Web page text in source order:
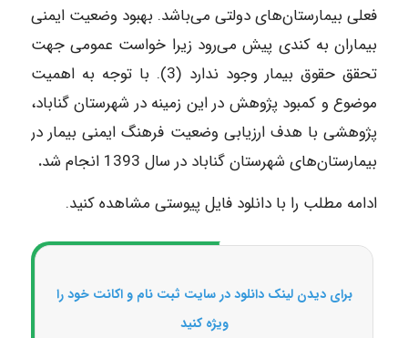
فعلی بیمارستان‌های دولتی می‌باشد. بهبود وضعیت ایمنی
بیماران به کندی پیش می‌رود زیرا خواست عمومی جهت
تحقق حقوق بیمار وجود ندارد (3). با توجه به اهمیت
موضوع و کمبود پژوهش در این زمینه در شهرستان گناباد،
پژوهشی با هدف ارزیابی وضعیت فرهنگ ایمنی بیمار در
بیمارستان‌های شهرستان گناباد در سال 1393 انجام شد
.
ادامه مطلب را با دانلود فایل پیوستی مشاهده کنید.
برای دیدن لینک دانلود در سایت ثبت نام و اکانت خود را
ویژه کنید